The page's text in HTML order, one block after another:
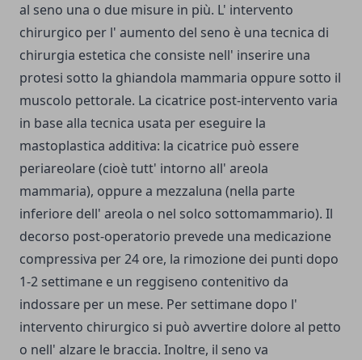
al seno una o due misure in più. L' intervento
chirurgico per l' aumento del seno è una tecnica di
chirurgia estetica che consiste nell' inserire una
protesi sotto la ghiandola mammaria oppure sotto il
muscolo pettorale. La cicatrice post-intervento varia
in base alla tecnica usata per eseguire la
mastoplastica additiva: la cicatrice può essere
periareolare (cioè tutt' intorno all' areola
mammaria), oppure a mezzaluna (nella parte
inferiore dell' areola o nel solco sottomammario). Il
decorso post-operatorio prevede una medicazione
compressiva per 24 ore, la rimozione dei punti dopo
1-2 settimane e un reggiseno contenitivo da
indossare per un mese. Per settimane dopo l'
intervento chirurgico si può avvertire dolore al petto
o nell' alzare le braccia. Inoltre, il seno va